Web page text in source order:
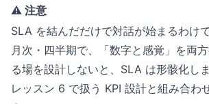
⚠️ 注意
SLA を結んだだけで対話が始まるわけ
月次・四半期で、「数字と感覚」を両
る場を設計しないと、SLA は形骸化し
レッスン 6 で扱う KPI 設計と組み合わ